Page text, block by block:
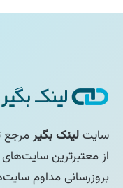
سایتلینک بگیرمرجع
بروزرسانی مداوم